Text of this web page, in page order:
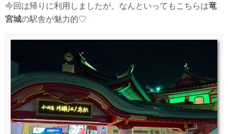
今回は帰りに利用しましたが、なんといってもこちらは竜
宮城の駅舎が魅力的♡